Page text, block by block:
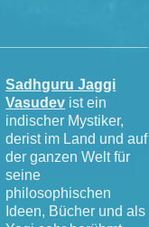
Sadhguru Jaggi
Vasudev ist ein
indischer Mystiker,
derist im Land und auf
der ganzen Welt für
seine
philosophischen
Ideen, Bücher und als